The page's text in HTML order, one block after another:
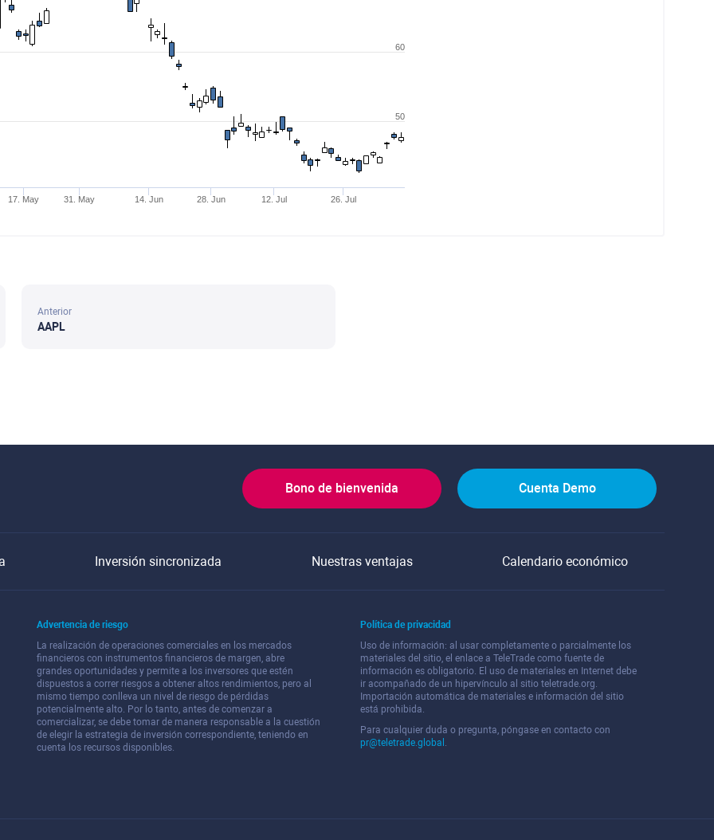
17. May 31. May 14. Jun 28. Jun 12. Jul 26. Jul
50
60
Anterior
AAPL
Bono de bienvenida Cuenta Demo
Inversión sincronizada Nuestras ventajas Calendario económico
Advertencia de riesgo
La realización de operaciones comerciales en los mercados
financieros con instrumentos financieros de margen, abre
grandes oportunidades y permite a los inversores que estén
dispuestos a correr riesgos a obtener altos rendimientos, pero al
mismo tiempo conlleva un nivel de riesgo de pérdidas
potencialmente alto. Por lo tanto, antes de comenzar a
comercializar, se debe tomar de manera responsable a la cuestión
de elegir la estrategia de inversión correspondiente, teniendo en
cuenta los recursos disponibles.
Política de privacidad
Uso de información: al usar completamente o parcialmente los
materiales del sitio, el enlace a TeleTrade como fuente de
información es obligatorio. El uso de materiales en Internet debe
ir acompañado de un hipervínculo al sitio teletrade.org.
Importación automática de materiales e información del sitio
está prohibida.
Para cualquier duda o pregunta, póngase en contacto con
pr@teletrade.global .